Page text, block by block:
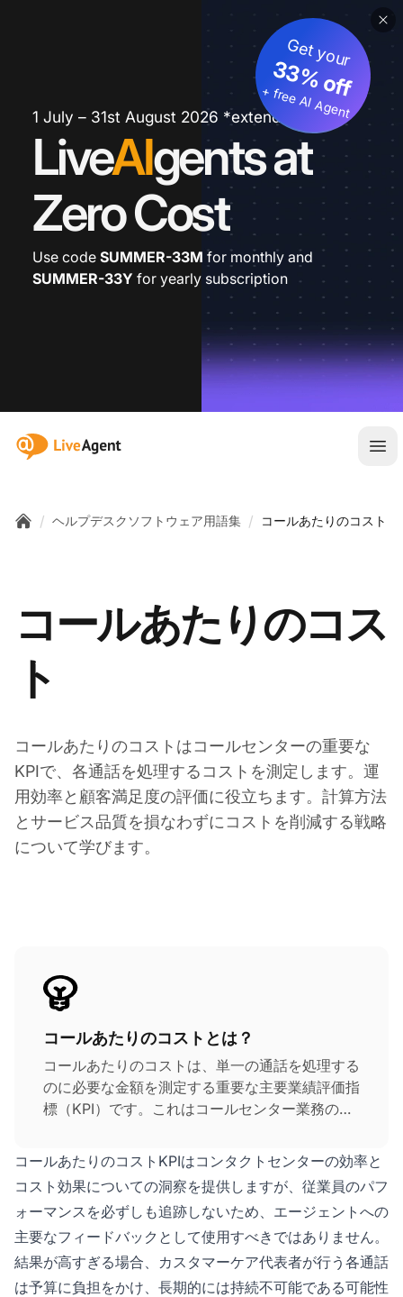
1 July – 31st August 2026 *extended
LiveAIgents at
Zero Cost
Get your
33% off
+ free AI Agent
Use code SUMMER-33M for monthly and
SUMMER-33Y for yearly subscription
:site.title
メ
/ ヘルプデスクソフトウェア用語集 / コールあたりのコスト
コールあたりのコス
ト
コールあたりのコストはコールセンターの重要な
KPIで、各通話を処理するコストを測定します。運
用効率と顧客満足度の評価に役立ちます。計算方法
とサービス品質を損なわずにコストを削減する戦略
について学びます。
コールあたりのコストとは？
コールあたりのコストは、単一の通話を処理する
のに必要な金額を測定する重要な主要業績評価指
標（KPI）です。これはコールセンター業務の有
の満足度レベルに関連する重要なコールセンター
指標です。
コールあたりのコストKPIはコンタクトセンターの効率と
コスト効果についての洞察を提供しますが、従業員のパフ
ォーマンスを必ずしも追跡しないため、エージェントへの
主要なフィードバックとして使用すべきではありません。
結果が高すぎる場合、カスタマーケア代表者が行う各通話
は予算に負担をかけ、長期的には持続不可能である可能性